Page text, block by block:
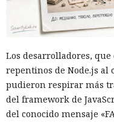
Los desarrolladores,
repentinos de Node.js al
pudieron respirar más
del framework de
del conocido mensaje